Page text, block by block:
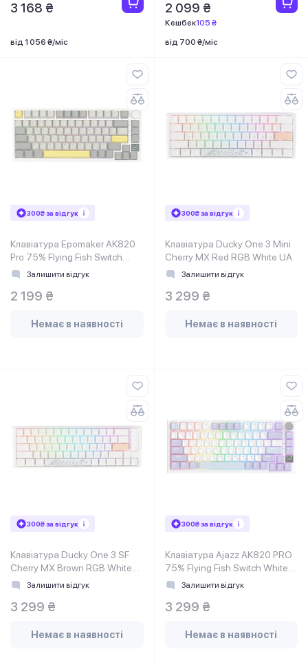
3 168 ₴
від 1 056 ₴/міс
2 099 ₴
Кешбек105 ₴
від 700 ₴/міс
300₴ за відгук
Клавіатура Epomaker AK820
Pro 75% Flying Fish Switch
Hot-Swap (2.4G/BT/USB) LCD
Залишити відгук
2 199 ₴
Немає в наявності
300₴ за відгук
Клавіатура Ducky One 3 Mini
Cherry MX Red RGB White UA
Залишити відгук
3 299 ₴
Немає в наявності
300₴ за відгук
Клавіатура Ducky One 3 SF
Cherry MX Brown RGB White
UA
Залишити відгук
3 299 ₴
Немає в наявності
300₴ за відгук
Клавіатура Ajazz AK820 PRO
75% Flying Fish Switch White
RGB (AK820PRO-FF-PWB)
Залишити відгук
3 299 ₴
Немає в наявності